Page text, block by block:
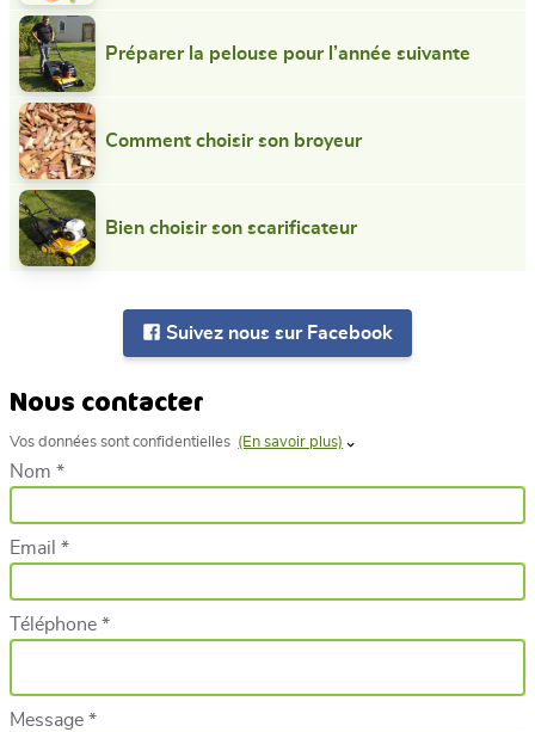
Préparer la pelouse pour l’année suivante
Comment choisir son broyeur
Bien choisir son scarificateur
Suivez nous sur Facebook
Nous contacter
Vos données sont confidentielles (En savoir plus)
Nom *
Email *
Téléphone *
Message *